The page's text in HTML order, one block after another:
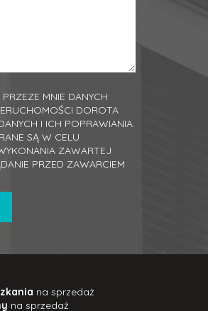
MNIE DANYCH
DOROTA
I ICH POPRAWIANIA.
SĄ W CELU
ZAWARTEJ
PRZED ZAWARCIEM
na sprzedaż
na sprzedaż